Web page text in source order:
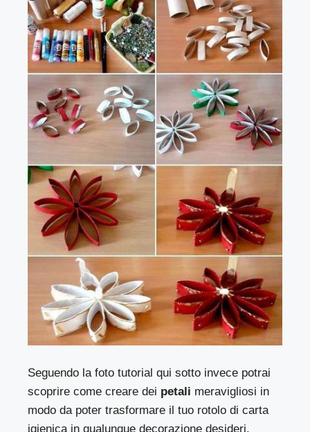
Seguendo la foto tutorial qui sotto invece potrai
scoprire come creare dei petali meravigliosi in
modo da poter trasformare il tuo rotolo di carta
igienica in qualunque decorazione desideri.